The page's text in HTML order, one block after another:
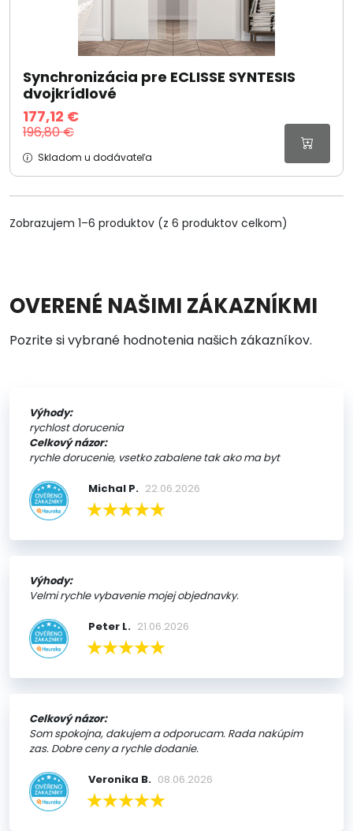
Synchronizácia pre ECLISSE SYNTESIS
dvojkrídlové
177,12 €
196,80 €
Skladom u dodávateľa
Zobrazujem 1–6 produktov (z 6 produktov celkom)
OVERENÉ NAŠIMI ZÁKAZNÍKMI
Pozrite si vybrané hodnotenia našich zákazníkov.
Výhody:
rychlost dorucenia
Celkový názor:
rychle dorucenie, vsetko zabalene tak ako ma byt
Michal P. 22.06.2026
Výhody:
Velmi rychle vybavenie mojej objednavky.
Peter L. 21.06.2026
Celkový názor:
Som spokojna, dakujem a odporucam. Rada nakúpim
zas. Dobre ceny a rychle dodanie.
Veronika B. 08.06.2026